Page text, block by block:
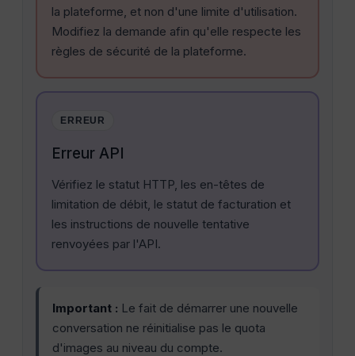
la plateforme, et non d'une limite d'utilisation.
Modifiez la demande afin qu'elle respecte les
règles de sécurité de la plateforme.
ERREUR
Erreur API
Vérifiez le statut HTTP, les en-têtes de
limitation de débit, le statut de facturation et
les instructions de nouvelle tentative
renvoyées par l'API.
Important : Le fait de démarrer une nouvelle
conversation ne réinitialise pas le quota
d'images au niveau du compte.